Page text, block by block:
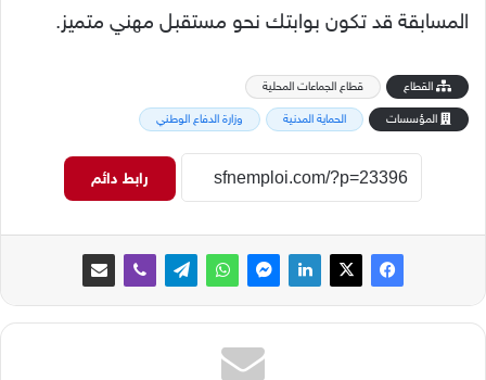
المسابقة قد تكون بوابتك نحو مستقبل مهني متميز.
القطاع
قطاع الجماعات المحلية
المؤسسات
الحماية المدنية وزارة الدفاع الوطني
رابط دائم